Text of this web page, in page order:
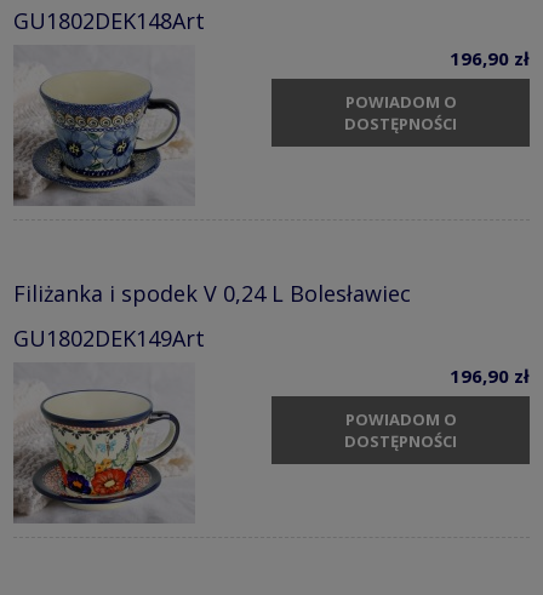
GU1802DEK148Art
196,90 zł
POWIADOM O
DOSTĘPNOŚCI
Filiżanka i spodek V 0,24 L Bolesławiec
GU1802DEK149Art
196,90 zł
POWIADOM O
DOSTĘPNOŚCI